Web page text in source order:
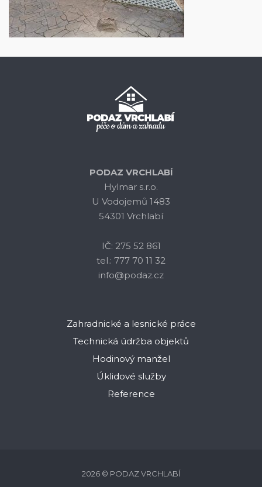
PODAZ VRCHLABÍ
Hylmar s.r.o.
U Vodojemů 1483
54301 Vrchlabí
IČ: 275 52 861
tel.: 777 70 11 32
info@podaz.cz
Zahradnické a lesnické práce
Technická údržba objektů
Hodinový manžel
Úklidové služby
Reference
2026 © PODAZ VRCHLABÍ